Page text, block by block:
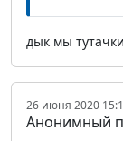
дык мы
26 июня 2020
Анонимный